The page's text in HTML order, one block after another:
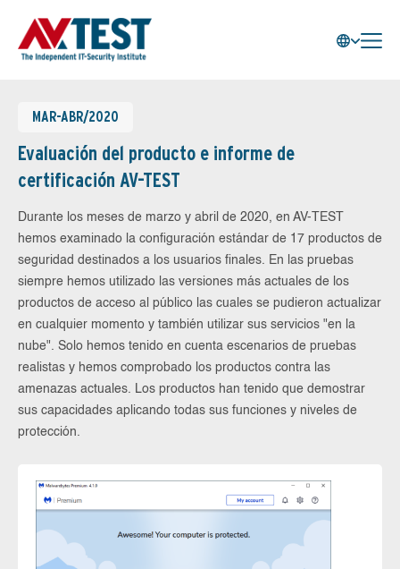
MAR-ABR/2020
Evaluación del producto e informe de
certificación AV-TEST
Durante los meses de marzo y abril de 2020, en AV-TEST
hemos examinado la configuración estándar de 17 productos de
seguridad destinados a los usuarios finales. En las pruebas
siempre hemos utilizado las versiones más actuales de los
productos de acceso al público las cuales se pudieron actualizar
en cualquier momento y también utilizar sus servicios "en la
nube". Solo hemos tenido en cuenta escenarios de pruebas
realistas y hemos comprobado los productos contra las
amenazas actuales. Los productos han tenido que demostrar
sus capacidades aplicando todas sus funciones y niveles de
protección.